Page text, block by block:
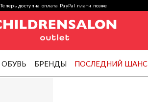
Теперь доступна оплата PayPal плати позже
ОБУВЬ БРЕНДЫ ПОСЛЕДНИЙ ШАНС